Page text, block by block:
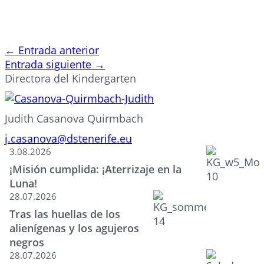
← Entrada anterior
Entrada siguiente →
Directora del Kindergarten
Judith Casanova Quirmbach
j.casanova@dstenerife.eu
3.08.2026
¡Misión cumplida: ¡Aterrizaje en la
Luna!
28.07.2026
Tras las huellas de los
alienígenas y los agujeros
negros
28.07.2026